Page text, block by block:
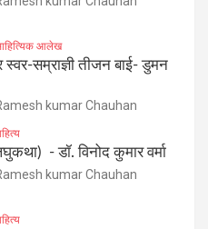
आलेख
स्वर-सम्राज्ञी तीजन बाई- डुमन
kumar Chauhan
​- डॉ. विनोद कुमार वर्मा
kumar Chauhan